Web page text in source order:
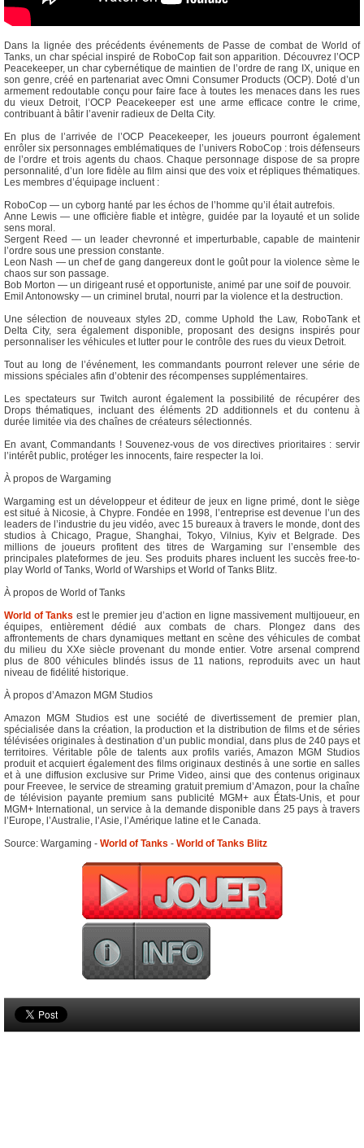
Dans la lignée des précédents événements de Passe de combat de World of
Tanks, un char spécial inspiré de RoboCop fait son apparition. Découvrez l’OCP
Peacekeeper, un char cybernétique de maintien de l’ordre de rang IX, unique en
son genre, créé en partenariat avec Omni Consumer Products (OCP). Doté d’un
armement redoutable conçu pour faire face à toutes les menaces dans les rues
du vieux Detroit, l’OCP Peacekeeper est une arme efficace contre le crime,
contribuant à bâtir l’avenir radieux de Delta City.
En plus de l’arrivée de l’OCP Peacekeeper, les joueurs pourront également
enrôler six personnages emblématiques de l’univers RoboCop : trois défenseurs
de l’ordre et trois agents du chaos. Chaque personnage dispose de sa propre
personnalité, d’un lore fidèle au film ainsi que des voix et répliques thématiques.
Les membres d’équipage incluent :
RoboCop — un cyborg hanté par les échos de l’homme qu’il était autrefois.
Anne Lewis — une officière fiable et intègre, guidée par la loyauté et un solide
sens moral.
Sergent Reed — un leader chevronné et imperturbable, capable de maintenir
l’ordre sous une pression constante.
Leon Nash — un chef de gang dangereux dont le goût pour la violence sème le
chaos sur son passage.
Bob Morton — un dirigeant rusé et opportuniste, animé par une soif de pouvoir.
Emil Antonowsky — un criminel brutal, nourri par la violence et la destruction.
Une sélection de nouveaux styles 2D, comme Uphold the Law, RoboTank et
Delta City, sera également disponible, proposant des designs inspirés pour
personnaliser les véhicules et lutter pour le contrôle des rues du vieux Detroit.
Tout au long de l’événement, les commandants pourront relever une série de
missions spéciales afin d’obtenir des récompenses supplémentaires.
​Les spectateurs sur Twitch auront également la possibilité de récupérer des
Drops thématiques, incluant des éléments 2D additionnels et du contenu à
durée limitée via des chaînes de créateurs sélectionnés.
En avant, Commandants ! Souvenez-vous de vos directives prioritaires : servir
l’intérêt public, protéger les innocents, faire respecter la loi.
À propos de Wargaming
Wargaming est un développeur et éditeur de jeux en ligne primé, dont le siège
est situé à Nicosie, à Chypre. Fondée en 1998, l’entreprise est devenue l’un des
leaders de l’industrie du jeu vidéo, avec 15 bureaux à travers le monde, dont des
studios à Chicago, Prague, Shanghai, Tokyo, Vilnius, Kyiv et Belgrade. Des
millions de joueurs profitent des titres de Wargaming sur l’ensemble des
principales plateformes de jeu. Ses produits phares incluent les succès free-to-
play World of Tanks, World of Warships et World of Tanks Blitz. ​
À propos de World of Tanks
World of Tanks est le premier jeu d’action en ligne massivement multijoueur, en
équipes, entièrement dédié aux combats de chars. Plongez dans des
affrontements de chars dynamiques mettant en scène des véhicules de combat
du milieu du XXe siècle provenant du monde entier. Votre arsenal comprend
plus de 800 véhicules blindés issus de 11 nations, reproduits avec un haut
niveau de fidélité historique. ​
À propos d’Amazon MGM Studios
Amazon MGM Studios est une société de divertissement de premier plan,
spécialisée dans la création, la production et la distribution de films et de séries
télévisées originales à destination d’un public mondial, dans plus de 240 pays et
territoires. Véritable pôle de talents aux profils variés, Amazon MGM Studios
produit et acquiert également des films originaux destinés à une sortie en salles
et à une diffusion exclusive sur Prime Video, ainsi que des contenus originaux
pour Freevee, le service de streaming gratuit premium d’Amazon, pour la chaîne
de télévision payante premium sans publicité MGM+ aux États-Unis, et pour
MGM+ International, un service à la demande disponible dans 25 pays à travers
l’Europe, l’Australie, l’Asie, l’Amérique latine et le Canada.
Source: Wargaming - World of Tanks - World of Tanks Blitz